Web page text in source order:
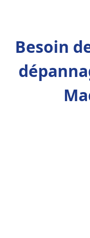
Besoin